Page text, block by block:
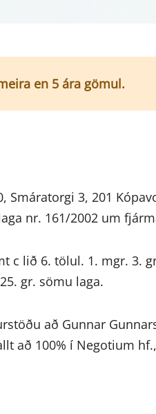
en 5 ára gömul.
3, 201
nr. 161/2002 um
c lið 6. tölul. 1. mgr. 3.
gr. sömu laga.
að Gunnar
að 100% í Negotium